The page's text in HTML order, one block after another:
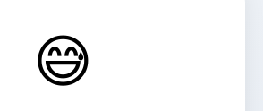
😅